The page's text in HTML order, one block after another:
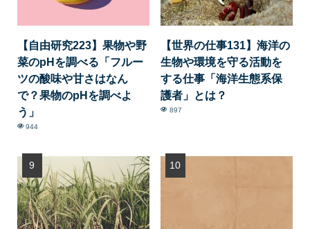
【自由研究223】果物や野
菜のpHを調べる「フルー
ツの酸味や甘さはなん
で？果物のpHを調べよ
う」
944
【世界の仕事131】海洋の
生物や環境を守る活動を
する仕事「海洋生態系保
護者」とは？
897